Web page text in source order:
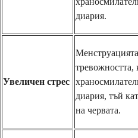
диария.
Увеличен стрес
тревожността,
диария, тъй
на червата.